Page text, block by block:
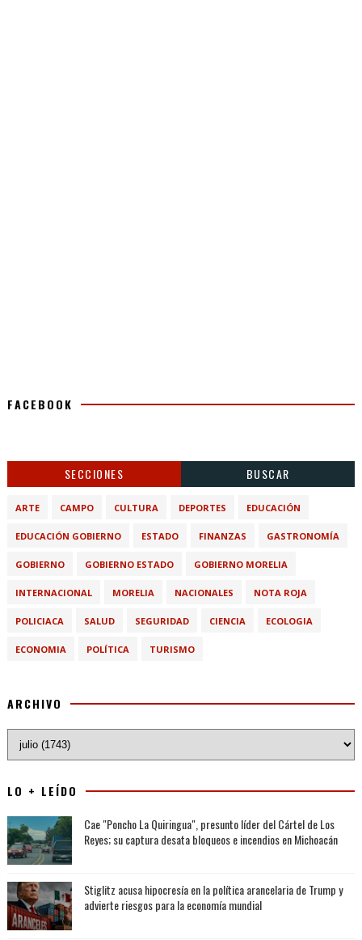
FACEBOOK
SECCIONES BUSCAR
ARTE CAMPO CULTURA DEPORTES EDUCACIÓN
EDUCACIÓN GOBIERNO ESTADO FINANZAS GASTRONOMÍA
GOBIERNO GOBIERNO ESTADO GOBIERNO MORELIA
INTERNACIONAL MORELIA NACIONALES NOTA ROJA
POLICIACA SALUD SEGURIDAD CIENCIA ECOLOGIA
ECONOMIA POLÍTICA TURISMO
ARCHIVO
LO + LEÍDO
Cae "Poncho La Quiringua", presunto líder del Cártel de Los
Reyes; su captura desata bloqueos e incendios en Michoacán
Stiglitz acusa hipocresía en la política arancelaria de Trump y
advierte riesgos para la economía mundial